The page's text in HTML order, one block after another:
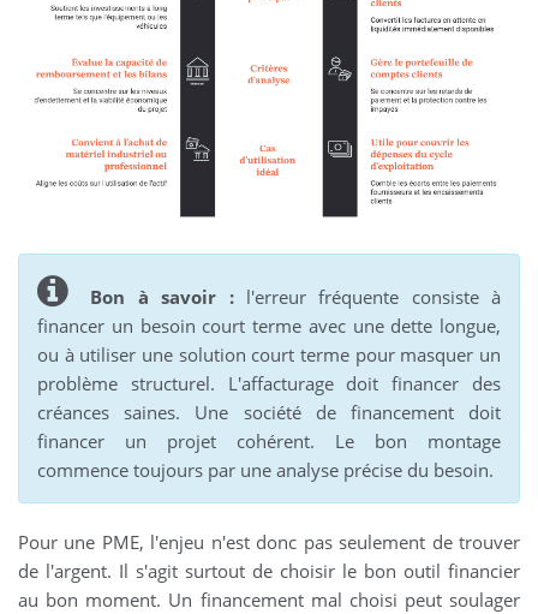
Bon à savoir :l'erreur fréquente consiste à
financer un besoin court terme avec une dette longue,
ou à utiliser une solution court terme pour masquer un
problème structurel. L'affacturage doit financer des
créances saines. Une société de financement doit
financer un projet cohérent. Le bon montage
commence toujours par une analyse précise du besoin.
Pour une PME, l'enjeu n'est donc pas seulement de trouver
de l'argent. Il s'agit surtout de choisir le bon outil financier
au bon moment. Un financement mal choisi peut soulager